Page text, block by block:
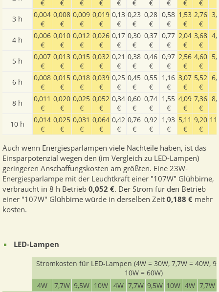
€ € € € € € € € € €
3 h
0,004
€
0,008
€
0,009
€
0,019
€
0,13
€
0,23
€
0,28
€
0,58
€
1,53
€
2,76
€
4 h
0,006
€
0,010
€
0,012
€
0,026
€
0,17
€
0,30
€
0,37
€
0,77
€
2,04
€
3,68
€
5 h
0,007
€
0,013
€
0,015
€
0,032
€
0,21
€
0,38
€
0,46
€
0,97
€
2,56
€
4,60
€
6 h
0,008
€
0,015
€
0,018
€
0,039
€
0,25
€
0,45
€
0,55
€
1,16
€
3,07
€
5,52
€
8 h
0,011
€
0,020
€
0,025
€
0,052
€
0,34
€
0,60
€
0,74
€
1,55
€
4,09
€
7,36
€
10 h
0,014
€
0,025
€
0,031
€
0,064
€
0,42
€
0,76
€
0,92
€
1,93
€
5,11
€
9,20
€
Auch wenn Energiesparlampen viele Nachteile haben, ist das
Einsparpotenzial wegen den (im Vergleich zu LED-Lampen)
geringeren Anschaffungskosten am größten. Eine 23W-
Energiesparlampe mit der Leuchtkraft einer "107W" Glühbirne,
verbraucht in 8 h Betrieb0,052 €. Der Strom für den Betrieb
einer "107W" Glühbirne würde in derselben Zeit0,188 € mehr
kosten.
LED-Lampen
Stromkosten für LED-Lampen (4W = 30W, 7,7W = 40W,
10W = 60W)
4W
7,7W 9,5W 10W 4W 7,7W 9,5W 10W 4W 7,7W